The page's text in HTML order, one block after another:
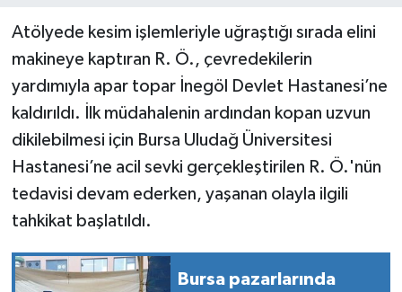
Atölyede kesim işlemleriyle uğraştığı sırada elini
makineye kaptıran R. Ö., çevredekilerin
yardımıyla apar topar İnegöl Devlet Hastanesi’ne
kaldırıldı. İlk müdahalenin ardından kopan uzvun
dikilebilmesi için Bursa Uludağ Üniversitesi
Hastanesi’ne acil sevki gerçekleştirilen R. Ö.'nün
tedavisi devam ederken, yaşanan olayla ilgili
tahkikat başlatıldı.
Bursa pazarlarında